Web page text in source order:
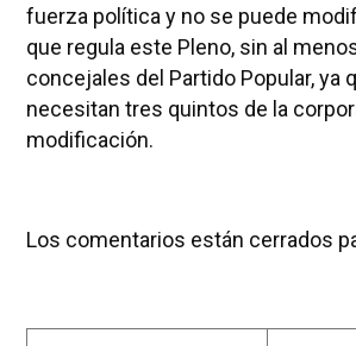
fuerza política y no se puede
que regula este Pleno, sin al
concejales del Partido Popular, ya
necesitan tres quintos de la
modificación.
Los comentarios están cerrados